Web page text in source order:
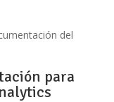
del
para